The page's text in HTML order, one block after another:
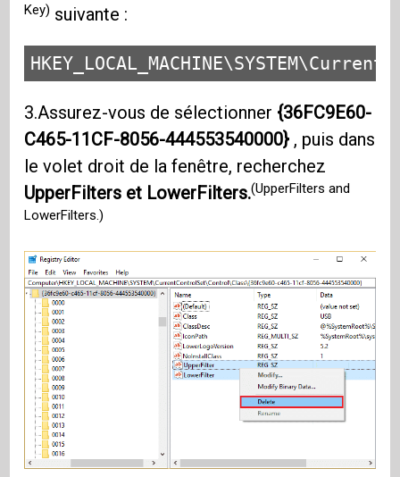
Key) suivante :
3.Assurez-vous de sélectionner {36FC9E60-
C465-11CF-8056-444553540000} , puis dans
le volet droit de la fenêtre, recherchez
UpperFilters et LowerFilters.(UpperFilters and
LowerFilters.)